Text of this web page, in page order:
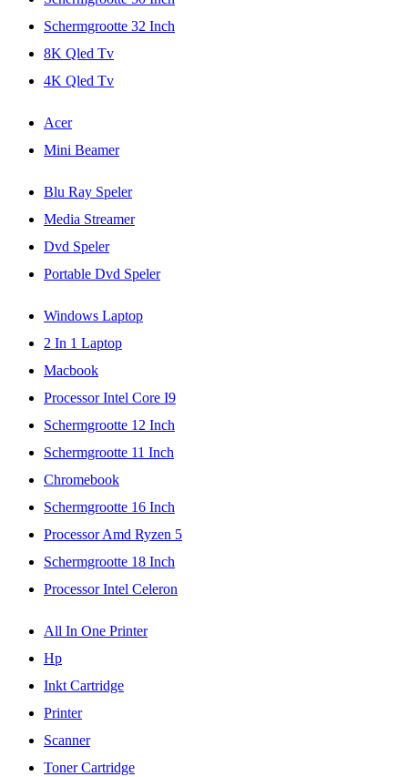
Schermgrootte 32 Inch
8K Qled Tv
4K Qled Tv
Acer
Mini Beamer
Blu Ray Speler
Media Streamer
Dvd Speler
Portable Dvd Speler
Windows Laptop
2 In 1 Laptop
Macbook
Processor Intel Core I9
Schermgrootte 12 Inch
Schermgrootte 11 Inch
Chromebook
Schermgrootte 16 Inch
Processor Amd Ryzen 5
Schermgrootte 18 Inch
Processor Intel Celeron
All In One Printer
Hp
Inkt Cartridge
Printer
Scanner
Toner Cartridge